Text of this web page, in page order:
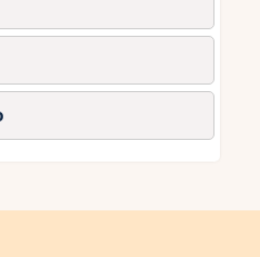
або Марса-Алам, ви
для бюджетного,
Плануйте поїздку
акціями та готуйтеся до
сонячного Єгипту.